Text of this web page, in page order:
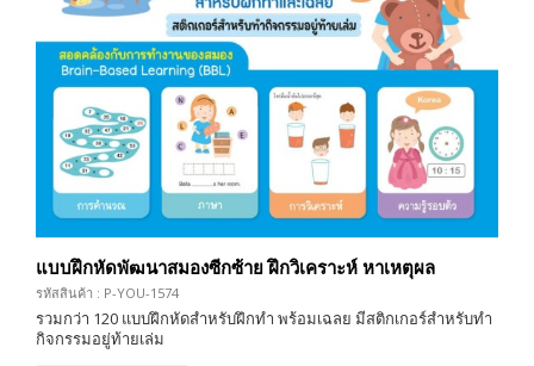
แบบฝึกหัดพัฒนาสมองซีกซ้าย ฝึกวิเคราะห์ หาเหตุผล
รหัสสินค้า : P-YOU-1574
รวมกว่า 120 แบบฝึกหัดสำหรับฝึกทำ พร้อมเฉลย มีสติกเกอร์สำหรับทำ
กิจกรรมอยู่ท้ายเล่ม